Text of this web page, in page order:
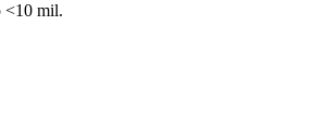
<10 mil.